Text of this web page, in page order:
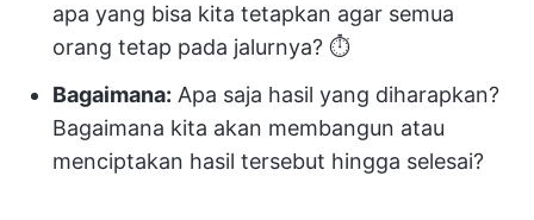
apa yang bisa kita tetapkan agar semua
orang tetap pada jalurnya? ⏱️
Bagaimana: Apa saja hasil yang diharapkan?
Bagaimana kita akan membangun atau
menciptakan hasil tersebut hingga selesai?